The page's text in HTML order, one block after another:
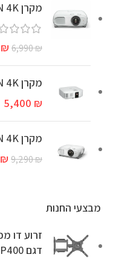
מקרן EPSON 4K דגם EHTW7000
6,990₪
₪
מקרן EPSON 4K דגם TW6150
5,400 ₪
מקרן EPSON 4K דגם TW7100
9,290₪
₪
מבצעי החנות
דגם SP400